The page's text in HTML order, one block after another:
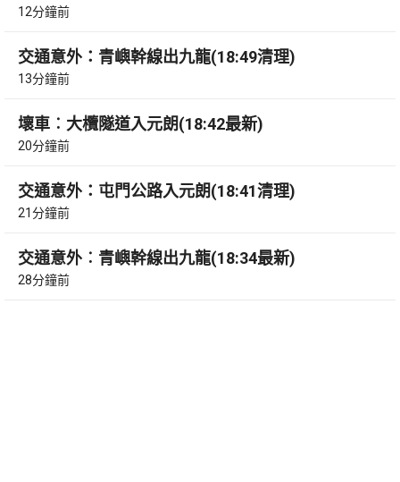
12分鐘前
交通意外：青嶼幹線出九龍(18:49清理)
13分鐘前
壞車︰大欖隧道入元朗(18:42最新)
20分鐘前
交通意外：屯門公路入元朗(18:41清理)
21分鐘前
交通意外︰青嶼幹線出九龍(18:34最新)
28分鐘前